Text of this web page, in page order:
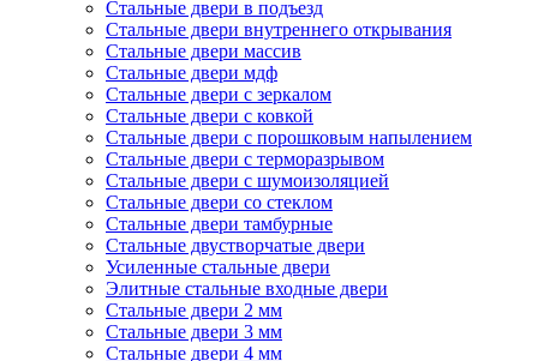
Стальные двери в подъезд
Стальные двери внутреннего открывания
Стальные двери массив
Стальные двери мдф
Стальные двери с зеркалом
Стальные двери с ковкой
Стальные двери с порошковым напылением
Стальные двери с терморазрывом
Стальные двери с шумоизоляцией
Стальные двери со стеклом
Стальные двери тамбурные
Стальные двустворчатые двери
Усиленные стальные двери
Элитные стальные входные двери
Стальные двери 2 мм
Стальные двери 3 мм
Стальные двери 4 мм